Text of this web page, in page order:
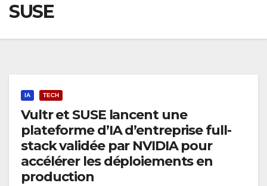
SUSE
IA TECH
Vultr et SUSE lancent une
plateforme d’IA d’entreprise full-
stack validée par NVIDIA pour
accélérer les déploiements en
production